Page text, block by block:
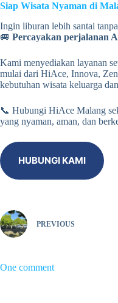
Siap Wisata Nyaman di
Ingin liburan lebih santai
🚐 Percayakan perjalanan
Kami menyediakan layanan
mulai dari HiAce, Innova,
kebutuhan wisata keluarga
📞 Hubungi HiAce Malang
yang nyaman, aman, dan
HUBUNGI KAMI
PREVIOUS
One comment